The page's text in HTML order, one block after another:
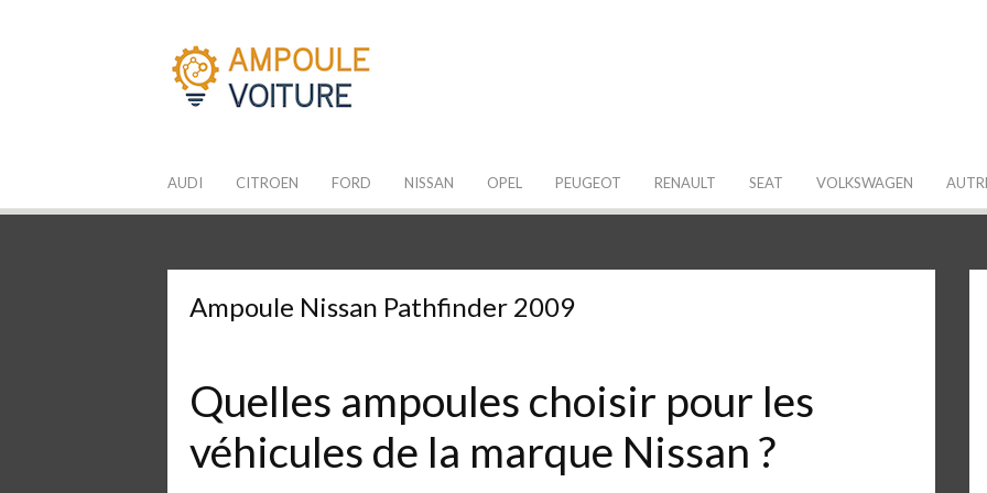
AUDI CITROEN FORD NISSAN OPEL PEUGEOT RENAULT SEAT VOLKSWAGEN
Ampoule Nissan Pathfinder 2009
Quelles ampoules choisir pour les
véhicules de la marque Nissan ?